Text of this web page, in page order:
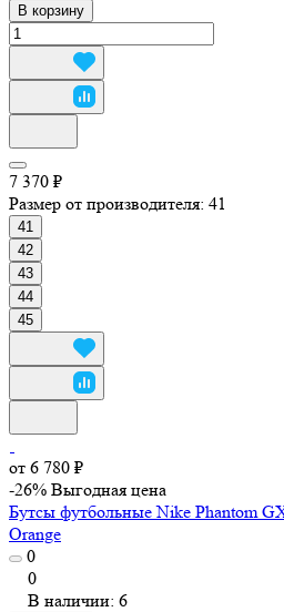
В корзину
7 370 ₽
Размер от производителя: 41
41
42
43
44
45
от 6 780 ₽
-26% Выгодная цена
Бутсы футбольные Nike Phantom
Orange
0
0
В наличии: 6